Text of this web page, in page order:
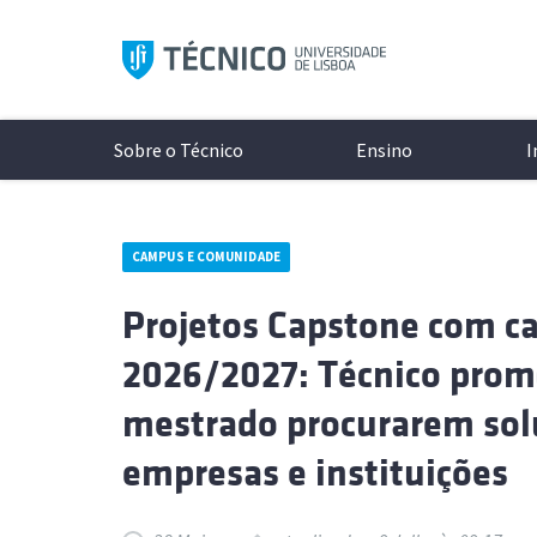
Sobre o Técnico
História
Redes
Logo e
Ensino
Minors
Campi
Cultura
Núcleos
As últimas notícias e eventos
Todos
CAMPUS E COMUNIDADE
Projetos Capstone com
2026/2027: Técnico
mestrado procurarem
empresas e instituições